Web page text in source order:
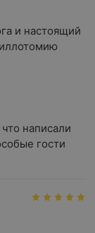
врачи-
жалоб,
и настоящий
написали
гости